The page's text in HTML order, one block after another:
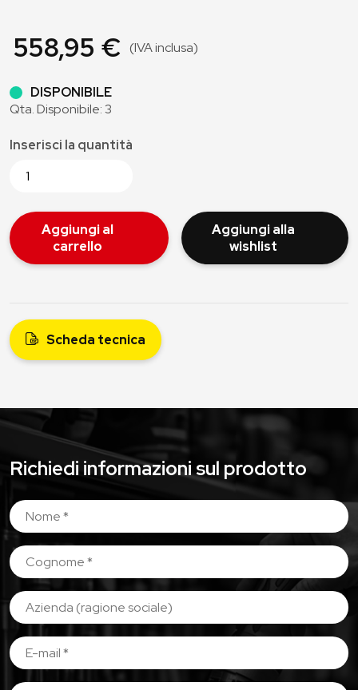
558,95 € (IVA inclusa)
DISPONIBILE
Qta. Disponibile: 3
Inserisci la quantità
Aggiungi al
carrello
Aggiungi alla
wishlist
Scheda tecnica
Richiedi informazioni sul prodotto